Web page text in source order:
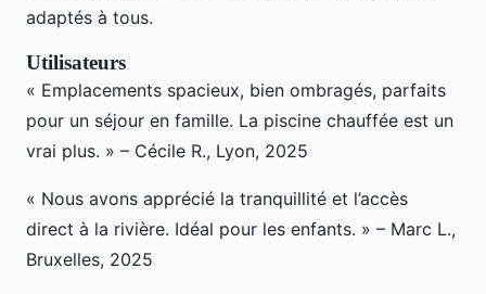
adaptés à tous.
Utilisateurs
« Emplacements spacieux, bien ombragés, parfaits
pour un séjour en famille. La piscine chauffée est un
vrai plus. » – Cécile R., Lyon, 2025
« Nous avons apprécié la tranquillité et l’accès
direct à la rivière. Idéal pour les enfants. » – Marc L.,
Bruxelles, 2025